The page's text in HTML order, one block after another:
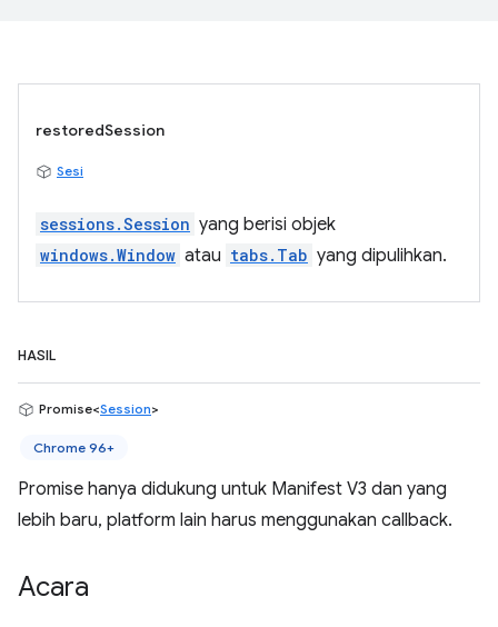
restoredSession
Sesi
sessions.Session yang berisi objek
windows.Window atau tabs.Tab yang dipulihkan.
HASIL
Promise<Session>
Chrome 96+
Promise hanya didukung untuk Manifest V3 dan yang
lebih baru, platform lain harus menggunakan callback.
Acara